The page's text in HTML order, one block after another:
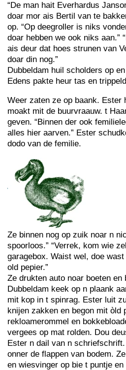
“De man hait Everhardus
doar mor ais Bertil van te
op. “Op deegroller is niks
doar hebben we ook niks aan.”
ais deur dat hoes strunen van
doar din nog.”
Dubbeldam huil scholders op
Edens pakte heur tas en
Weer zaten ze op baank. Ester
moakt mit de buurvraauw. t
geven. “Binnen der ook
alles hier aarven.” Ester
dodo van de femilie.
Ze binnen nog op zuik noar n
spoorloos.” “Verrek, kom wie
garagebox. Waist wel, doe
old pepier.”
Ze drukten auto noar boeten
Dubbeldam keek op n plaank
mit kop in t spinrag. Ester luit
knijen zakken en begon mit òld
rekloamerommel en
vergees op mat rolden. Dou
Ester n dail van n
onner de flappen van bodem.
en wiesvinger op bie t puntje